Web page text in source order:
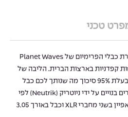
טכני
ה American Stage היא סדרת כבלי הפרימיום של Planet Waves
קפדניות בארצות הברית. הליבה של
הכבל עשויה נחושת טהורה ובעלת 95% סיכוך מה שנותך לכם כבל
שקט יותר ואמין יותר. המחברים בנויים על ידי ניוטריק (Neutrik) לפי
מפרט של דדריו. כבל זה מתאפיין בשני מחברי XLR וכבל באורך 3.05